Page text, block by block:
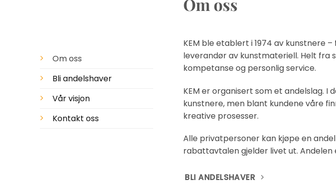
Om oss
Bli andelshaver
Vår visjon
Kontakt oss
KEM ble etablert i 1974 av kunstnere
leverandør av kunstmateriell. Helt
kompetanse og personlig service.
KEM er organisert som et andelslag.
kunstnere, men blant kundene våre
kreative prosesser.
Alle privatpersoner kan kjøpe en
rabattavtalen gjelder livet ut. Andelen
BLI ANDELSHAVER